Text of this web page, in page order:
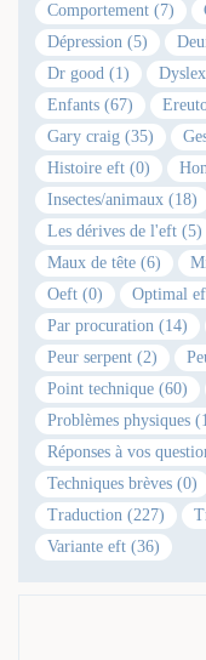
Comportement (7)
Dépression (5)
Dr good (1)
Enfants (67)
Gary craig (35)
Histoire eft (0)
Insectes/animaux (18)
Les dérives de l'eft (5)
Maux de tête (6)
Oeft (0)
Optimal
Par procuration (14)
Peur serpent (2)
Point technique (60)
Problèmes physiques
Réponses à vos
Techniques brèves (0)
Traduction (227)
Variante eft (36)